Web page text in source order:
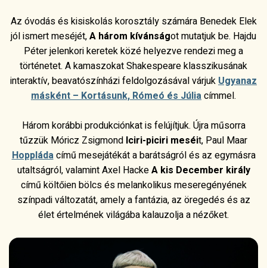
Az óvodás és kisiskolás korosztály számára Benedek Elek
jól ismert meséjét,A három kívánságot mutatjuk be. Hajdu
Péter jelenkori keretek közé helyezve rendezi meg a
történetet. A kamaszokat Shakespeare klasszikusának
interaktív, beavatószínházi feldolgozásával várjukUgyanaz
másként – Kortásunk, Rómeó és Júliacímmel.
Három korábbi produkciónkat is felújítjuk. Újra műsorra
tűzzük Móricz Zsigmond Iciri-piciri meséit, Paul Maar
Hoppládacímű mesejátékát a barátságról és az egymásra
utaltságról, valamint Axel HackeA kis December király
című költőien bölcs és melankolikus meseregényének
színpadi változatát, amely a fantázia, az öregedés és az
élet értelmének világába kalauzolja a nézőket.